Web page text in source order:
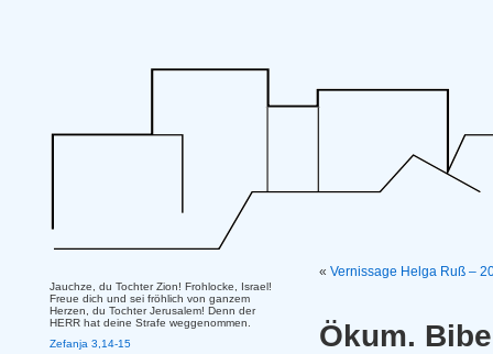
« Vernissage Helga Ruß –
Ökum.
Jauchze, du Tochter Zion! Frohlocke, Israel!
Freue dich und sei fröhlich von ganzem
Herzen, du Tochter Jerusalem! Denn der
HERR hat deine Strafe weggenommen.
Zefanja 3,14-15